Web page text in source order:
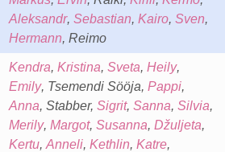
Aleksandr, Sebastian, Kairo, Sven,
Hermann, Reimo
Kendra, Kristina, Sveta, Heily,
Emily, Tsemendi Sööja, Pappi,
Anna, Stabber, Sigrit, Sanna, Silvia,
Merily, Margot, Susanna, Džuljeta,
Kertu, Anneli, Kethlin, Katre,